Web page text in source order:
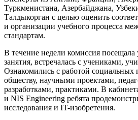
Туркменистана, Азербайджана,
Талдыкорган с целью оценить
и организации учебного процесса
стандартам.
В течение недели комиссия
занятия, встречалась с учениками,
Ознакомились с работой
обществу, научными проектами,
разработками, практиками. В
и NIS Engineering ребята
исследования и IT-изобретения.